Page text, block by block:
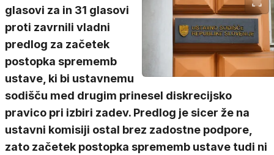
glasovi za in 31 glasovi
proti zavrnili vladni
predlog za začetek
postopka sprememb
ustave, ki bi ustavnemu
sodišču med drugim prinesel diskrecijsko
pravico pri izbiri zadev. Predlog je sicer že na
ustavni komisiji ostal brez zadostne podpore,
zato začetek postopka sprememb ustave tudi ni